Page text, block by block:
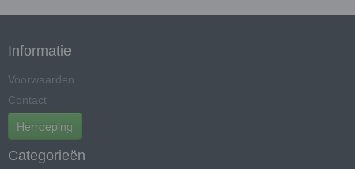
Informatie
Voorwaarden
Contact
Herroeping
Categorieën